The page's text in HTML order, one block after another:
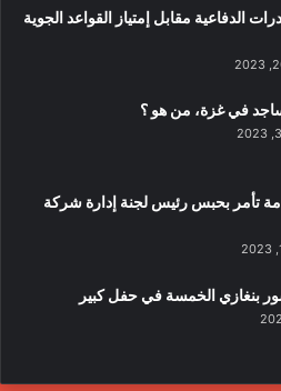
الدفاعية مقابل إمتياز القواعد الجوية
في غزة، من هو ؟
تأمر بحبس رئيس لجنة إدارة شركة
بنغازي الخمسة في حفل كبير